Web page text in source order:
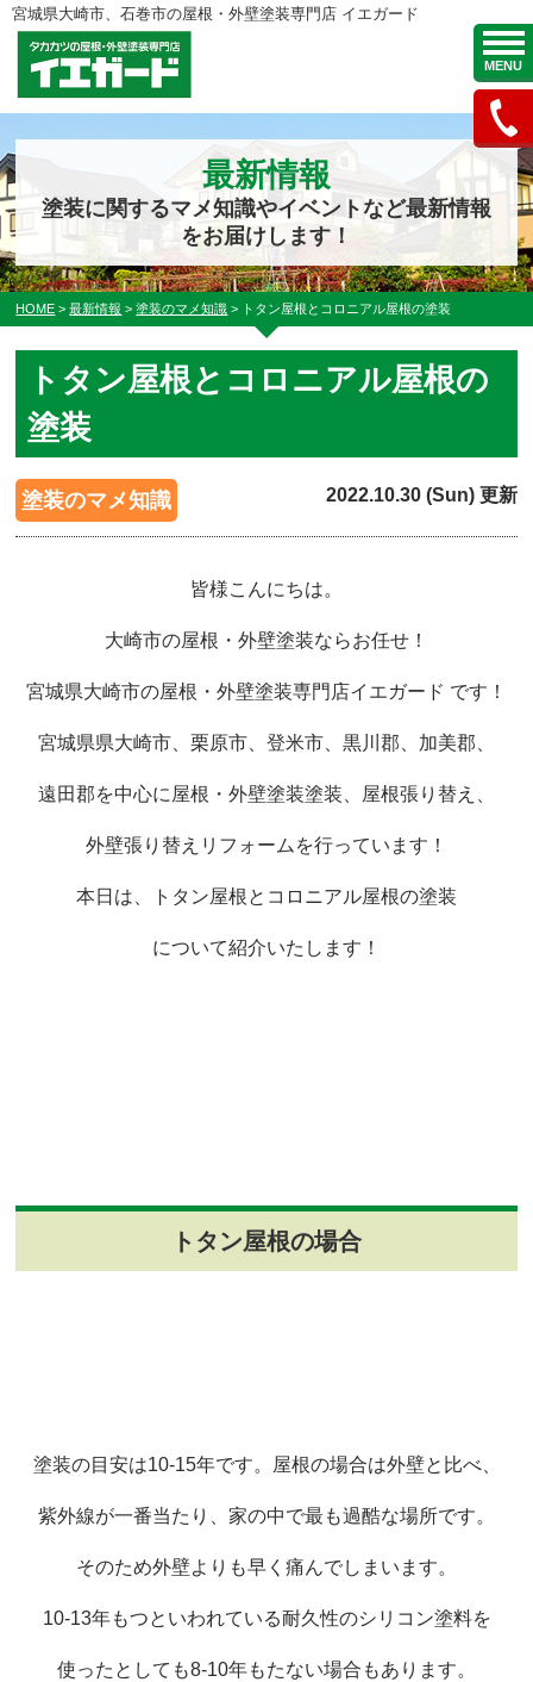
MENU
宮城県大崎市、石巻市の屋根・外壁塗装専門店 イエガード
最新情報
塗装に関するマメ知識やイベントなど最新情報
をお届けします！
HOME >最新情報 >塗装のマメ知識 > トタン屋根とコロニアル屋根の塗装
トタン屋根とコロニアル屋根の
塗装
塗装のマメ知識 2022.10.30 (Sun) 更新
皆様こんにちは。
大崎市の屋根・外壁塗装ならお任せ！
宮城県大崎市の屋根・外壁塗装専門店イエガード です！
宮城県県大崎市、栗原市、登米市、黒川郡、加美郡、
遠田郡を中心に屋根・外壁塗装塗装、屋根張り替え、
外壁張り替えリフォームを行っています！
本日は、トタン屋根とコロニアル屋根の塗装
について紹介いたします！
トタン屋根の場合
塗装の目安は10-15年です。屋根の場合は外壁と比べ、
紫外線が一番当たり、家の中で最も過酷な場所です。
そのため外壁よりも早く痛んでしまいます。
10-13年もつといわれている耐久性のシリコン塗料を
使ったとしても8-10年もたない場合もあります。